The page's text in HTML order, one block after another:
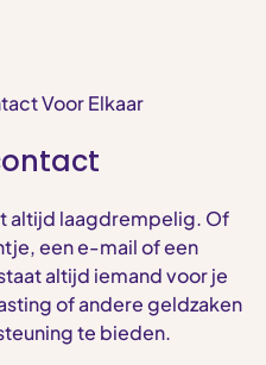
altijd laagdrempelig. Of
een e-mail of een
altijd iemand voor je
of andere geldzaken
te bieden.